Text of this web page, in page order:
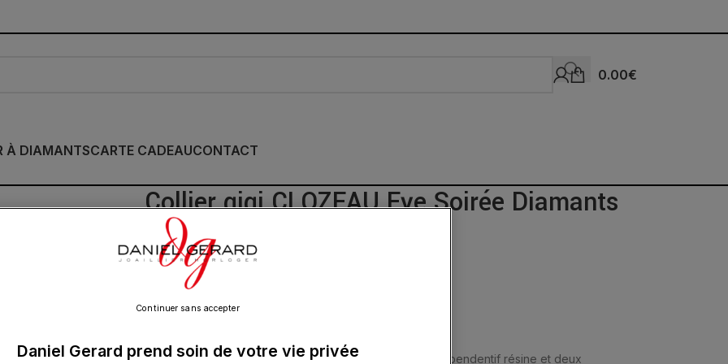
0.00€
À DIAMANTSCARTE CADEAUCONTACT
Collier gigi CLOZEAU Eye Soirée Diamants
Résine Or 42cm
675.00€
Collier eye nuit sur chaîne classique gigi en or 18 carats, pendentif résine et deux
Daniel Gerard prend soin de votre vie privée
Continuer sans accepter